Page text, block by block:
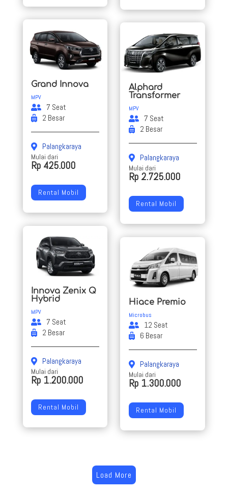
Grand Innova
MPV
7 Seat
2 Besar
Palangkaraya
Mulai dari
Rp 425.000
Rental Mobil
Alphard
Transformer
MPV
7 Seat
2 Besar
Palangkaraya
Mulai dari
Rp 2.725.000
Rental Mobil
Innova Zenix Q
Hybrid
MPV
7 Seat
2 Besar
Palangkaraya
Mulai dari
Rp 1.200.000
Rental Mobil
Hiace Premio
Microbus
12 Seat
6 Besar
Palangkaraya
Mulai dari
Rp 1.300.000
Rental Mobil
Load More